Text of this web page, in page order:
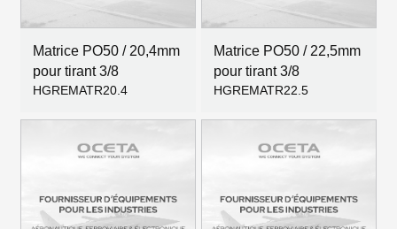
Matrice PO50 / 20,4mm
pour tirant 3/8
HGREMATR20.4
Matrice PO50 / 22,5mm
pour tirant 3/8
HGREMATR22.5